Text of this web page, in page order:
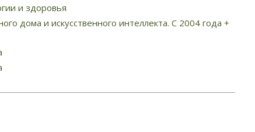
и здоровья
дома и искусственного интеллекта. С 2004 года +